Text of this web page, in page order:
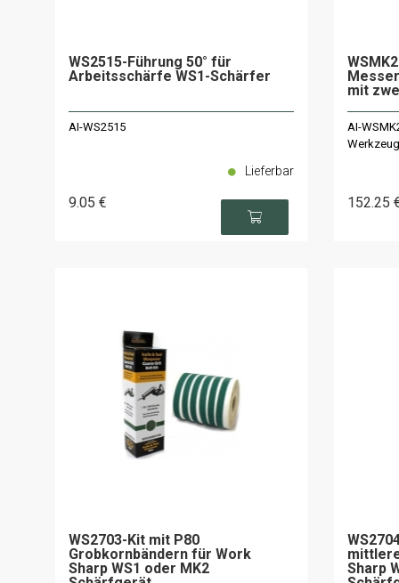
WS2515-Führung 50° für
Arbeitsschärfe WS1-Schärfer
AI-WS2515
9.05 €
Lieferbar
mit
AI-
152.25
WS2703-Kit mit P80
Grobkornbändern für Work
Sharp WS1 oder MK2
Sharp